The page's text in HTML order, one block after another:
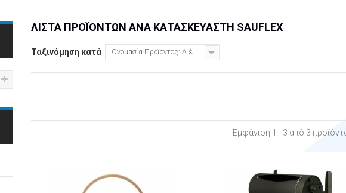
ΛΊΣΤΑ ΠΡΟΪΌΝΤΩΝ ΑΝΆ ΚΑΤΑΣΚΕΥΑΣΤΉ SAUFLEX
Ταξινόμηση κατά
Εμφάνιση 1 - 3 από 3